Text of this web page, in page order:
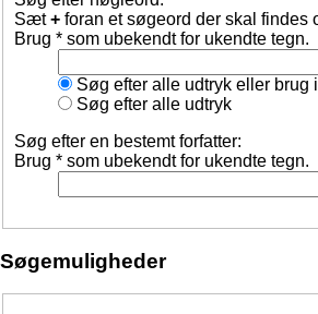
Sæt+ foran et søgeord der skal findes
Brug * som ubekendt for ukendte tegn.
Søg efter alle udtryk eller brug
Søg efter alle udtryk
Søg efter en bestemt forfatter:
Brug * som ubekendt for ukendte tegn.
Søgemuligheder